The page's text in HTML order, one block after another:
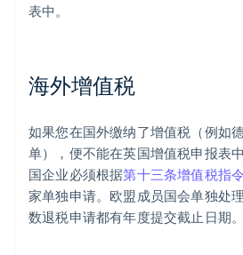
表中。
海外增值税
如果您在国外缴纳了增值税（例如
单），便不能在英国增值税申报表
国企业必须根据第十三条增值税指
家单独申请。欧盟成员国会单独处
数退税申请都有年度提交截止日期。